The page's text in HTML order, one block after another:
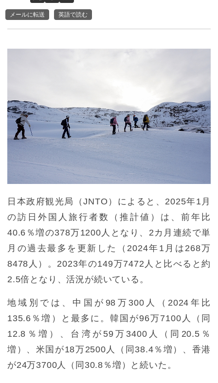
メールに転送 英語で読む
日本政府観光局（JNTO）によると、2025年1月
の訪日外国人旅行者数（推計値）は、前年比
40.6％増の378万1200人となり、2カ月連続で単
月の過去最多を更新した（2024年1月は268万
8478人）。2023年の149万7472人と比べると約
2.5倍となり、活況が続いている。
地域別では、中国が98万300人（2024年比
135.6％増）と最多に。韓国が96万7100人（同
12.8％増）、台湾が59万3400人（同20.5％
増）、米国が18万2500人（同38.4％増）、香港
が24万3700人（同30.8％増）と続いた。